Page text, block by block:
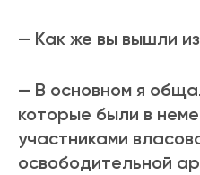
— Как же вы вышли
— В основном я
которые были в
участниками
освободительной